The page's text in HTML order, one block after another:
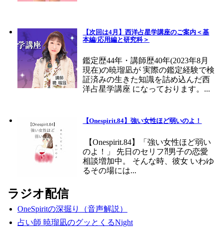
【次回は4月】西洋占星学講座のご案内＜基
本編/応用編と研究科＞
鑑定歴44年・講師歴40年(2023年8月
現在)の暁瑠凪が 実際の鑑定経験で検
証済みの生きた知識を詰め込んだ西
洋占星学講座 になっております。...
【Onespirit.84】強い女性ほど弱いのよ！
【Onespirit.84】「強い女性ほど弱い
のよ！」 先日のセリフ⁈男子の恋愛
相談増加中。 そんな時、彼女 いわゆ
るその場には...
ラジオ配信
OneSpiritの深掘り（音声解説）
占い師 暁瑠凪のグッとくるNight